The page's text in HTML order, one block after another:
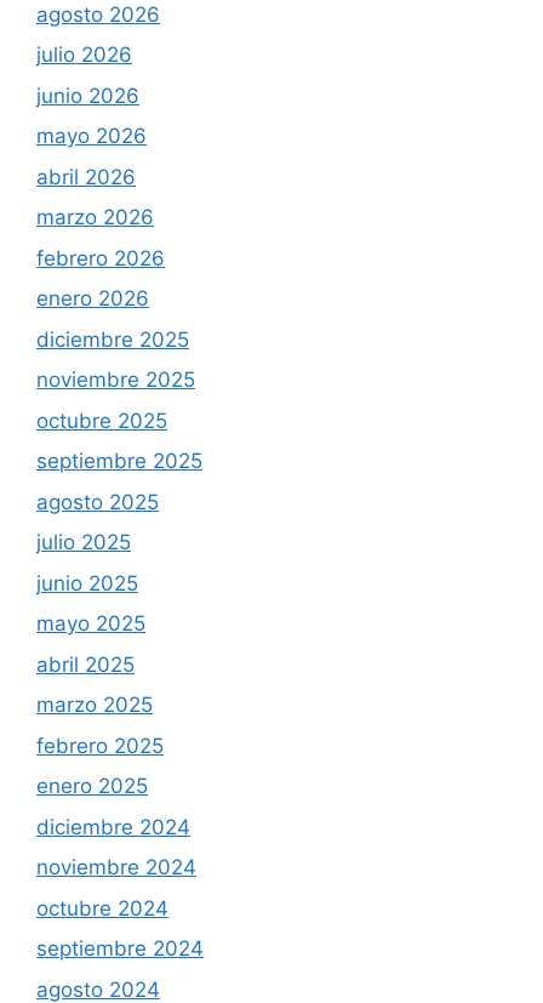
agosto 2026
julio 2026
junio 2026
mayo 2026
abril 2026
marzo 2026
febrero 2026
enero 2026
diciembre 2025
noviembre 2025
octubre 2025
septiembre 2025
agosto 2025
julio 2025
junio 2025
mayo 2025
abril 2025
marzo 2025
febrero 2025
enero 2025
diciembre 2024
noviembre 2024
octubre 2024
septiembre 2024
agosto 2024